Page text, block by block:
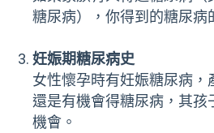
糖尿病），你得到的糖尿病
妊娠期糖尿病史
女性懷孕時有妊娠糖尿病，
還是有機會得糖尿病，其孩
機會。